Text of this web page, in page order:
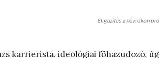
Eligazítás a névrokon
karrierista, ideológiai főhazudozó,